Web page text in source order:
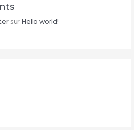
sur Hello world!